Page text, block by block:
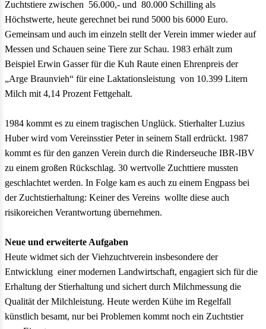
Zuchtstiere zwischen 56.000,- und 80.000 Schilling als
Höchstwerte, heute gerechnet bei rund 5000 bis 6000 Euro.
Gemeinsam und auch im einzeln stellt der Verein immer wieder auf
Messen und Schauen seine Tiere zur Schau. 1983 erhält zum
Beispiel Erwin Gasser für die Kuh Raute einen Ehrenpreis der
„Arge Braunvieh“ für eine Laktationsleistung von 10.399 Litern
Milch mit 4,14 Prozent Fettgehalt.
1984 kommt es zu einem tragischen Unglück. Stierhalter Luzius
Huber wird vom Vereinsstier Peter in seinem Stall erdrückt. 1987
kommt es für den ganzen Verein durch die Rinderseuche IBR-IBV
zu einem großen Rückschlag. 30 wertvolle Zuchttiere mussten
geschlachtet werden. In Folge kam es auch zu einem Engpass bei
der Zuchtstierhaltung: Keiner des Vereins wollte diese auch
risikoreichen Verantwortung übernehmen.
Neue und erweiterte Aufgaben
Heute widmet sich der Viehzuchtverein insbesondere der
Entwicklung einer modernen Landwirtschaft, engagiert sich für die
Erhaltung der Stierhaltung und sichert durch Milchmessung die
Qualität der Milchleistung. Heute werden Kühe im Regelfall
künstlich besamt, nur bei Problemen kommt noch ein Zuchtstier